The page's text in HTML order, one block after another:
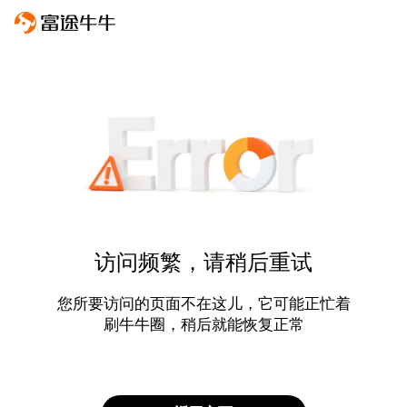
访问频繁，请稍后重试
您所要访问的页面不在这儿，它可能正忙着
刷牛牛圈，稍后就能恢复正常